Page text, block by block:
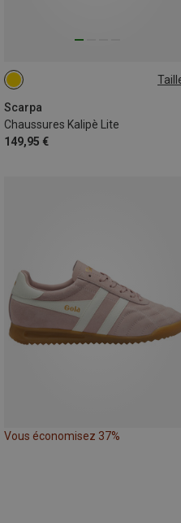
Scarpa
Chaussures Kalipè Lite
149,95 €
36
Vous économisez 37%